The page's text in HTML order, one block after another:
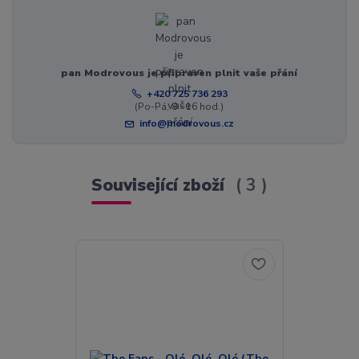
pan Modrovous je připraven plnit vaše přání
+420 725 736 293
(Po-Pá, 8 - 16 hod.)
info@modrovous.cz
Související zboží 3